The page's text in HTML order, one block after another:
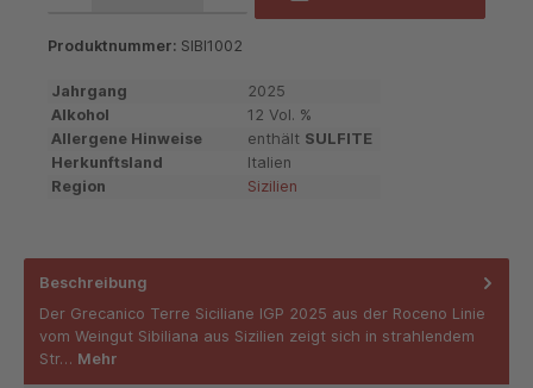
Produktnummer: SIBI1002
Jahrgang
2025
Alkohol
12 Vol. %
Allergene Hinweise
enthält SULFITE
Herkunftsland
Italien
Region
Sizilien
Beschreibung
Der Grecanico Terre Siciliane IGP 2025 aus der Roceno Linie
vom Weingut Sibiliana aus Sizilien zeigt sich in strahlendem
Str… Mehr